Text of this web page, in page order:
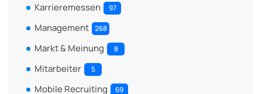
Karrieremessen 97
Management 268
Markt & Meinung 8
Mitarbeiter 5
Mobile Recruiting 69